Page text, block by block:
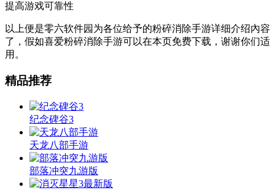
提高游戏可靠性
以上便是零六软件园为各位给予的粉碎消除手游详细介绍內容
了，假如喜爱粉碎消除手游可以在本页免费下载，谢谢你们适
用。
精品推荐
纪念碑谷3
天龙八部手游
部落冲突九游版